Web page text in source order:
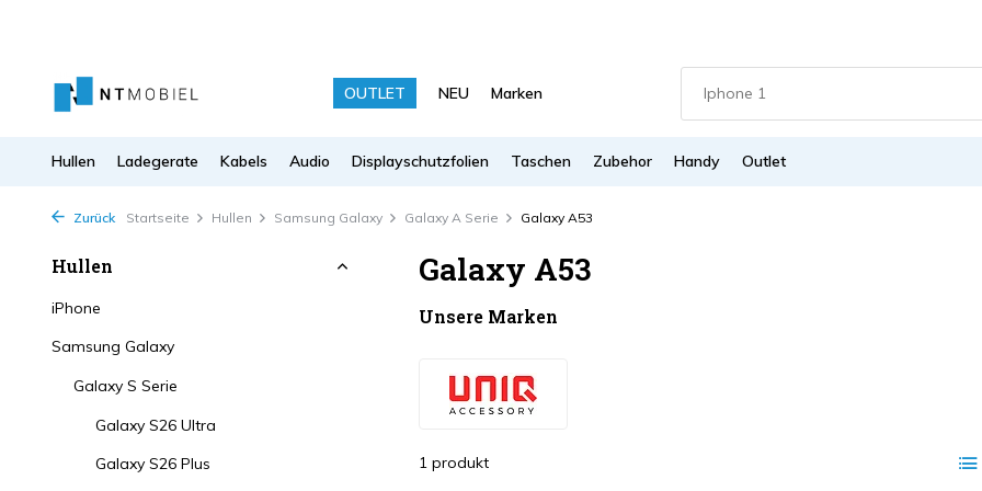
OUTLET NEU Marken
Hullen Ladegerate Kabels Audio Displayschutzfolien Taschen Zubehor Handy Outlet
Zurück Startseite Hullen Samsung Galaxy Galaxy A Serie Galaxy A53
Hullen
iPhone
Samsung Galaxy
Galaxy S Serie
Galaxy S26 Ultra
Galaxy S26 Plus
Galaxy A53
Unsere Marken
1 produkt